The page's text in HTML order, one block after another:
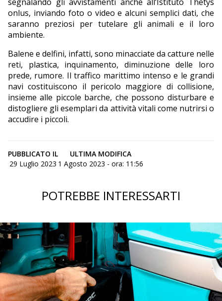
onlus, inviando foto o video e alcuni semplici dati, che
saranno preziosi per tutelare gli animali e il loro
ambiente.
Balene e delfini, infatti, sono minacciate da catture nelle
reti, plastica, inquinamento, diminuzione delle loro
prede, rumore. Il traffico marittimo intenso e le grandi
navi costituiscono il pericolo maggiore di collisione,
insieme alle piccole barche, che possono disturbare e
distogliere gli esemplari da attività vitali come nutrirsi o
accudire i piccoli.
PUBBLICATO IL
29 Luglio 2023
ULTIMA MODIFICA
1 Agosto 2023 - ora: 11:56
POTREBBE INTERESSARTI